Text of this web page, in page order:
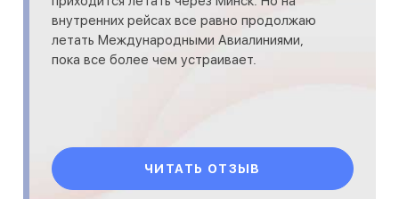
внутренних рейсах все равно продолжаю
летать Международными Авиалиниями,
пока все более чем устраивает.
ЧИТАТЬ ОТЗЫВ